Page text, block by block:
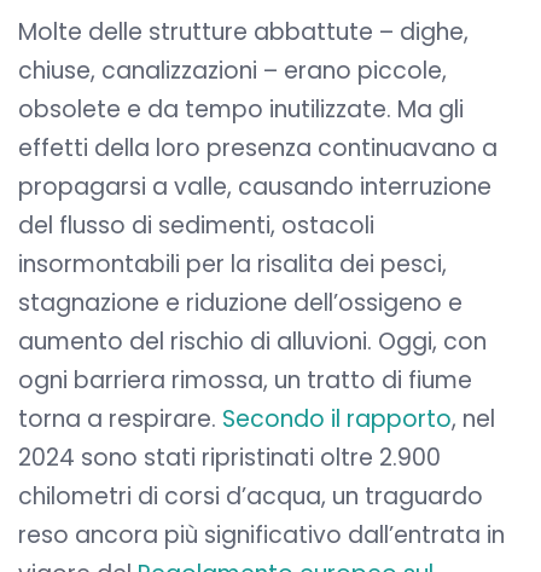
Molte delle strutture abbattute – dighe,
chiuse, canalizzazioni – erano piccole,
obsolete e da tempo inutilizzate. Ma gli
effetti della loro presenza continuavano a
propagarsi a valle, causando interruzione
del flusso di sedimenti, ostacoli
insormontabili per la risalita dei pesci,
stagnazione e riduzione dell’ossigeno e
aumento del rischio di alluvioni. Oggi, con
ogni barriera rimossa, un tratto di fiume
torna a respirare. Secondo il rapporto, nel
2024 sono stati ripristinati oltre 2.900
chilometri di corsi d’acqua, un traguardo
reso ancora più significativo dall’entrata in